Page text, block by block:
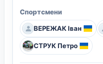
Спортсмени
ВЕРЕЖАК Іван
СТРУК Петро